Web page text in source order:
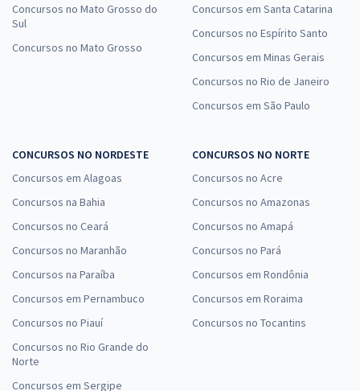
Concursos no Mato Grosso do
Sul
Concursos no Mato Grosso
Concursos em Santa Catarina
Concursos no Espírito Santo
Concursos em Minas Gerais
Concursos no Rio de Janeiro
Concursos em São Paulo
CONCURSOS NO NORDESTE
Concursos em Alagoas
Concursos na Bahia
Concursos no Ceará
Concursos no Maranhão
Concursos na Paraíba
Concursos em Pernambuco
Concursos no Piauí
Concursos no Rio Grande do
Norte
Concursos em Sergipe
CONCURSOS NO NORTE
Concursos no Acre
Concursos no Amazonas
Concursos no Amapá
Concursos no Pará
Concursos em Rondônia
Concursos em Roraima
Concursos no Tocantins